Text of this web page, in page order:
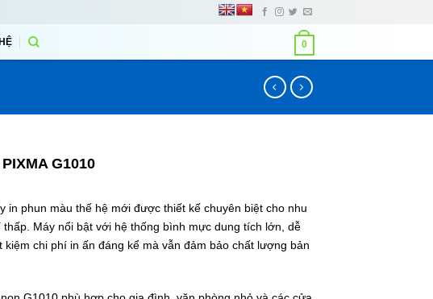
0
G1010
in phun màu thế hệ mới được thiết kế chuyên biệt cho nhu
Máy nổi bật với hệ thống bình mực dung tích lớn, dễ
chi phí in ấn đáng kể mà vẫn đảm bảo chất lượng bản